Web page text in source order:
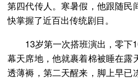
第四代传人。寒暑假，他跟随民
快掌握了近百出传统剧目。
13岁第一次搭班演出，零下
幕天席地，他就裹着棉被睡在露
透薄褥，第二天醒来，脚上早已